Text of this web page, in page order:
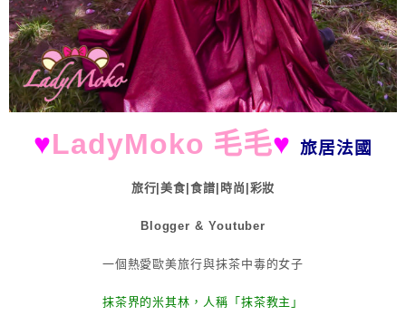
♥LadyMoko 毛毛♥ 旅居法國
旅行|美食|食譜|時尚|彩妝
Blogger & Youtuber
一個熱愛歐美旅行與抹茶中毒的女子
抹茶界的米其林，人稱「抹茶教主」